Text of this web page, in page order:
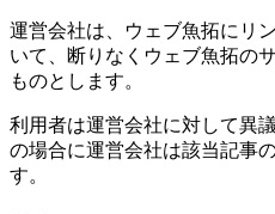
運営会社は、ウェブ魚拓にリ
いて、断りなくウェブ魚拓の
ものとします。
利用者は運営会社に対して異
の場合に運営会社は該当記事
す。